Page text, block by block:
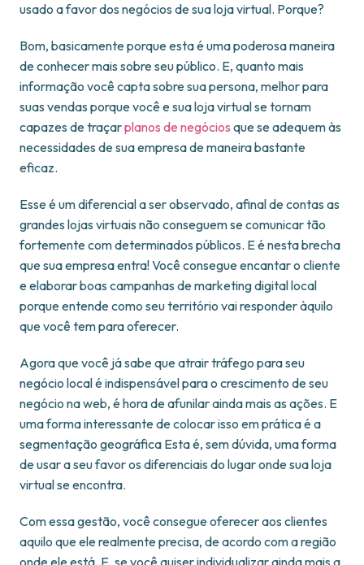
usado a favor dos negócios de sua loja virtual. Porque?
Bom, basicamente porque esta é uma poderosa maneira
de conhecer mais sobre seu público. E, quanto mais
informação você capta sobre sua persona, melhor para
suas vendas porque você e sua loja virtual se tornam
capazes de traçarplanos de negócios que se adequem às
necessidades de sua empresa de maneira bastante
eficaz.
Esse é um diferencial a ser observado, afinal de contas as
grandes lojas virtuais não conseguem se comunicar tão
fortemente com determinados públicos. E é nesta brecha
que sua empresa entra! Você consegue encantar o cliente
e elaborar boas campanhas de marketing digital local
porque entende como seu território vai responder àquilo
que você tem para oferecer.
Agora que você já sabe que atrair tráfego para seu
negócio local é indispensável para o crescimento de seu
negócio na web, é hora de afunilar ainda mais as ações. E
uma forma interessante de colocar isso em prática é a
segmentação geográfica Esta é, sem dúvida, uma forma
de usar a seu favor os diferenciais do lugar onde sua loja
virtual se encontra.
Com essa gestão, você consegue oferecer aos clientes
aquilo que ele realmente precisa, de acordo com a região